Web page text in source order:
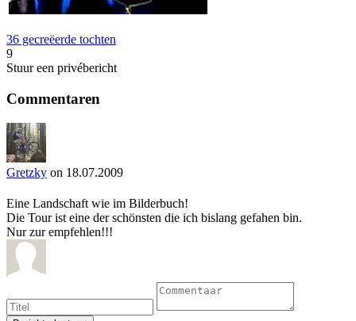
36 gecreëerde tochten
9
Stuur een privébericht
Commentaren
Gretzky on 18.07.2009
Eine Landschaft wie im Bilderbuch!
Die Tour ist eine der schönsten die ich bislang gefahen bin.
Nur zur empfehlen!!!